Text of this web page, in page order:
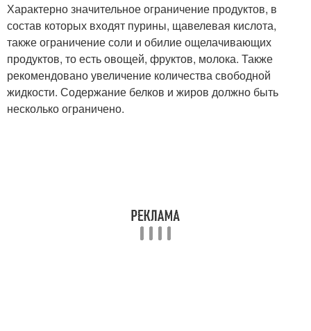
Характерно значительное ограничение продуктов, в
состав которых входят пурины, щавелевая кислота,
также ограничение соли и обилие ощелачивающих
продуктов, то есть овощей, фруктов, молока. Также
рекомендовано увеличение количества свободной
жидкости. Содержание белков и жиров должно быть
несколько ограничено.